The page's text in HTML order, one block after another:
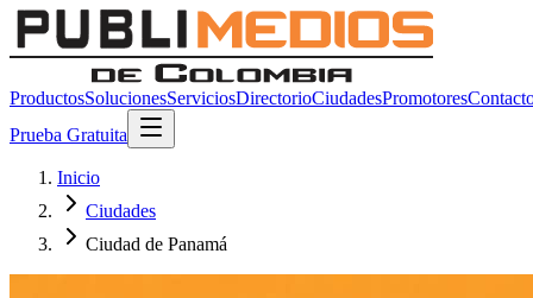
ProductosSolucionesServiciosDirectorioCiudadesPromotores
Prueba Gratuita
Inicio
Ciudades
Ciudad de Panamá